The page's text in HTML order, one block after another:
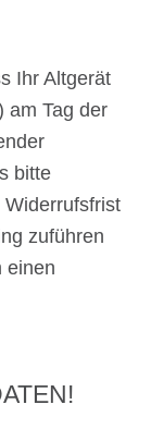
Ihr Altgerät
am Tag der
bitte
zuführen
einen